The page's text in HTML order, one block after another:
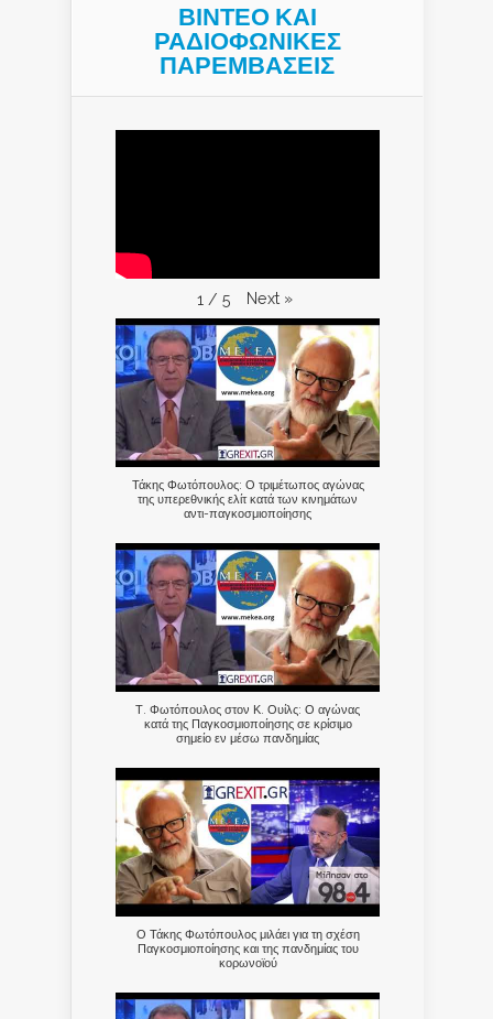
ΒΙΝΤΕΟ ΚΑΙ
ΡΑΔΙΟΦΩΝΙΚΕΣ
ΠΑΡΕΜΒΑΣΕΙΣ
1 / 5 Next »
Τάκης Φωτόπουλος: Ο τριμέτωπος αγώνας
της υπερεθνικής ελίτ κατά των κινημάτων
αντι-παγκοσμιοποίησης
Τ. Φωτόπουλος στον Κ. Ουίλς: Ο αγώνας
κατά της Παγκοσμιοποίησης σε κρίσιμο
σημείο εν μέσω πανδημίας
Ο Τάκης Φωτόπουλος μιλάει για τη σχέση
Παγκοσμιοποίησης και της πανδημίας του
κορωνοϊού